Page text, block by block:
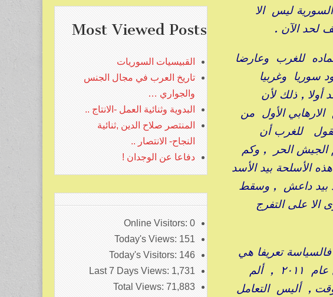
ليس الا
للغرب وعارضا
سوريا وغربيا
أولا , ذلك لأن
الأول من
للغرب أن
الحر , وكم
الأسلحة بيد الأسد
بيد داعش , وسقط
على التفرج
تعريفا هي
الحصول على مايمكن الحصول عليه , وقد كان بامكان الأسد الحصول على الكثير أوائل عام ٢٠١١ , ألم
, أليس التعامل
Most Viewed Posts
القبيسيات السوريات
تاريخ العرب في مجال الجنس
والجواري …
البدوية وثنائية العمل -الانتاج ..
المنتصر صلاح الدين ,ثنائية
النجاح- الانتصار ..
دفاعا عن الوجدان !
Online Visitors: 0
Today's Views: 151
Today's Visitors: 146
Last 7 Days Views: 1,731
Total Views: 71,883